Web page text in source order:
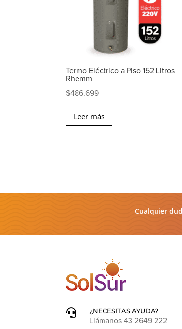
Termo Eléctrico a Piso 152 Litros
Rhemm
$486.699
Leer más
Cualquier

¿NECESITAS AYUDA?
Llámanos 43 2649 222